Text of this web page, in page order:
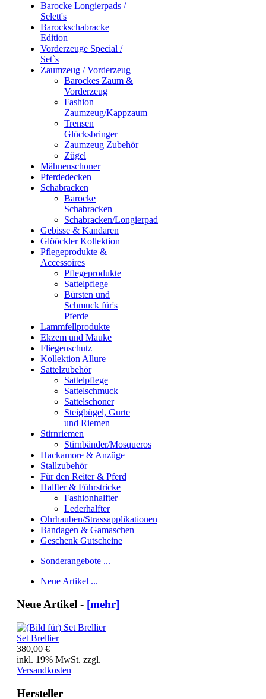
Barocke Longierpads /
Selett's
Barockschabracke
Edition
Vorderzeuge Special /
Set`s
Zaumzeug / Vorderzeug
Barockes Zaum &
Vorderzeug
Fashion
Zaumzeug/Kappzaum
Trensen
Glücksbringer
Zaumzeug Zubehör
Zügel
Mähnenschoner
Pferdedecken
Schabracken
Barocke
Schabracken
Schabracken/Longierpad
Gebisse & Kandaren
Glööckler Kollektion
Pflegeprodukte &
Accessoires
Pflegeprodukte
Sattelpflege
Bürsten und
Schmuck für's
Pferde
Lammfellprodukte
Ekzem und Mauke
Fliegenschutz
Kollektion Allure
Sattelzubehör
Sattelpflege
Sattelschmuck
Sattelschoner
Steigbügel, Gurte
und Riemen
Stirnriemen
Stirnbänder/Mosqueros
Hackamore & Anzüge
Stallzubehör
Für den Reiter & Pferd
Halfter & Führstricke
Fashionhalfter
Lederhalfter
Ohrhauben/Strassapplikationen
Bandagen & Gamaschen
Geschenk Gutscheine
Sonderangebote ...
Neue Artikel ...
Neue Artikel - [mehr]
Set Brellier
380,00 €
inkl. 19% MwSt. zzgl.
Versandkosten
Hersteller